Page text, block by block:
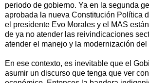
periodo de gobierno. Ya en la segunda
aprobada la nueva Constitución Política
el presidente Evo Morales y el MAS
de ya no atender las reivindicaciones
atender el manejo y la modernización del
En ese contexto, es inevitable que el
asumir un discurso que tenga que ver